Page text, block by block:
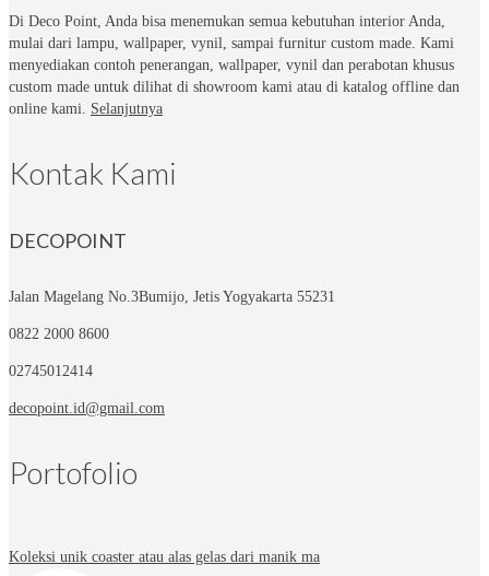
Di Deco Point, Anda bisa menemukan semua kebutuhan interior Anda,
mulai dari lampu, wallpaper, vynil, sampai furnitur custom made. Kami
menyediakan contoh penerangan, wallpaper, vynil dan perabotan khusus
custom made untuk dilihat di showroom kami atau di katalog offline dan
online kami. Selanjutnya
Kontak Kami
DECOPOINT
Jalan Magelang No.3Bumijo, Jetis Yogyakarta 55231
0822 2000 8600
02745012414
decopoint.id@gmail.com
Portofolio
Koleksi unik coaster atau alas gelas dari manik ma